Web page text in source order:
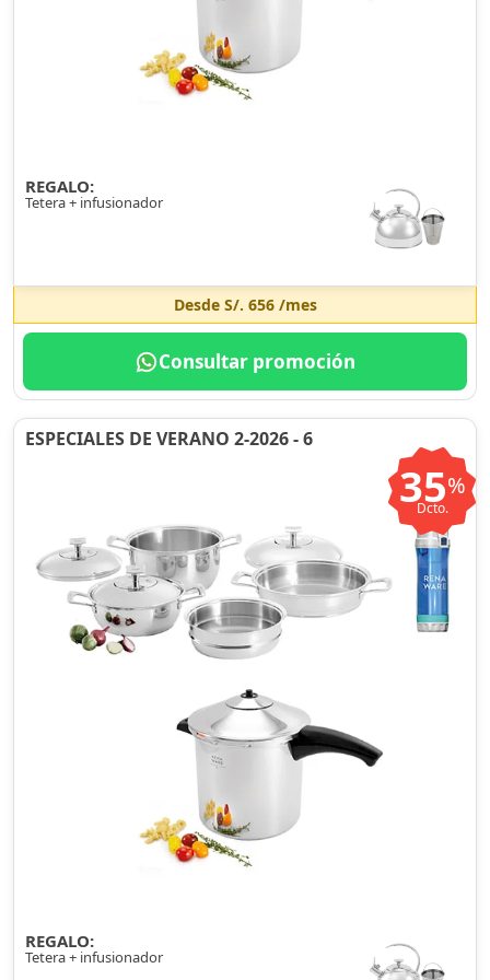
REGALO:
Tetera + infusionador
Desde S/. 656/mes
Consultar promoción
ESPECIALES DE VERANO 2-2026 - 6
35%
Dcto.
REGALO:
Tetera + infusionador